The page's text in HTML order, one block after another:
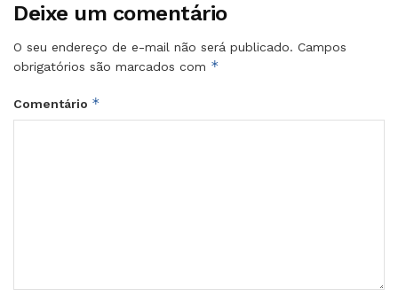
Deixe um comentário
O seu endereço de e-mail não será publicado. Campos
obrigatórios são marcados com *
Comentário *